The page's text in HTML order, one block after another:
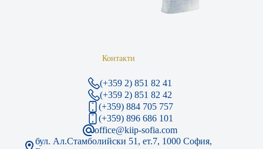
Контакти
(+359 2) 851 82 41
(+359 2) 851 82 42
(+359) 884 705 757
(+359) 896 686 101
office@kiip-sofia.com
бул. Ал.Стамболийски 51, ет.7, 1000 София,